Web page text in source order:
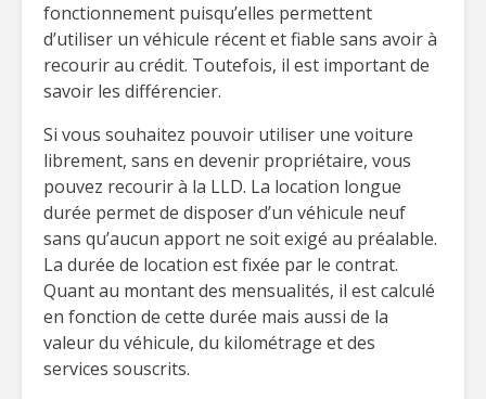
fonctionnement puisqu’elles permettent
d’utiliser un véhicule récent et fiable sans avoir à
recourir au crédit. Toutefois, il est important de
savoir les différencier.
Si vous souhaitez pouvoir utiliser une voiture
librement, sans en devenir propriétaire, vous
pouvez recourir à la LLD. La location longue
durée permet de disposer d’un véhicule neuf
sans qu’aucun apport ne soit exigé au préalable.
La durée de location est fixée par le contrat.
Quant au montant des mensualités, il est calculé
en fonction de cette durée mais aussi de la
valeur du véhicule, du kilométrage et des
services souscrits.